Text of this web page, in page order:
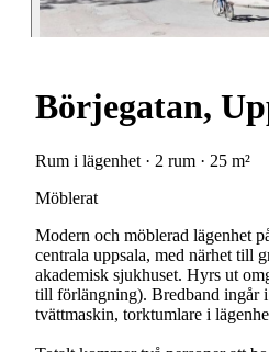
Börjegatan,
Rum i lägenhet · 2 rum · 25 m²
Möblerat
Modern och möblerad lägenhet
centrala uppsala, med närhet till
akademisk sjukhuset. Hyrs ut
till förlängning). Bredband ingår
tvättmaskin, torktumlare i